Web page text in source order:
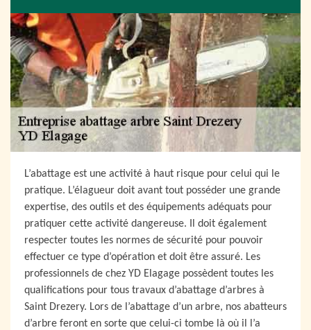
L’abattage est une activité à haut risque pour celui qui le
pratique. L’élagueur doit avant tout posséder une grande
expertise, des outils et des équipements adéquats pour
pratiquer cette activité dangereuse. Il doit également
respecter toutes les normes de sécurité pour pouvoir
effectuer ce type d’opération et doit être assuré. Les
professionnels de chez YD Elagage possèdent toutes les
qualifications pour tous travaux d’abattage d’arbres à
Saint Drezery. Lors de l’abattage d’un arbre, nos abatteurs
d’arbre feront en sorte que celui-ci tombe là où il l’a